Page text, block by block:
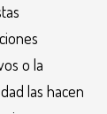
o la
las hacen